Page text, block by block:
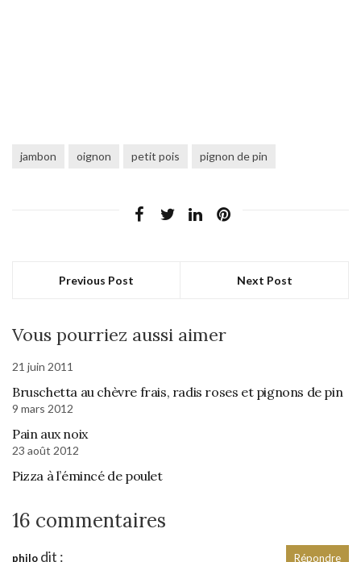
jambon oignon petit pois pignon de pin
Previous Post Next Post
Vous pourriez aussi aimer
21 juin 2011
Bruschetta au chèvre frais, radis roses et pignons de pin
9 mars 2012
Pain aux noix
23 août 2012
Pizza à l’émincé de poulet
16 commentaires
philo dit : Répondre